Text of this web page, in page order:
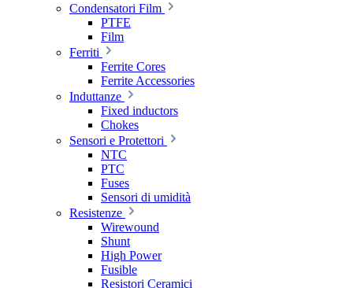
Condensatori Film
PTFE
Film
Ferriti
Ferrite Cores
Ferrite Accessories
Induttanze
Fixed inductors
Chokes
Sensori e Protettori
NTC
PTC
Fuses
Sensori di umidità
Resistenze
Wirewound
Shunt
High Power
Fusible
Resistori Ceramici